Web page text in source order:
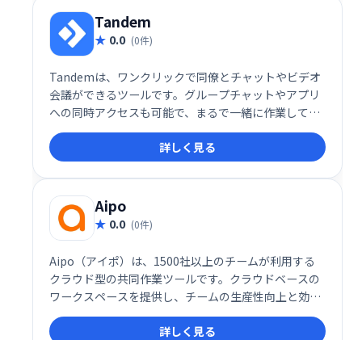
Tandem
0.0 (0件)
Tandemは、ワンクリックで同僚とチャットやビデオ
会議ができるツールです。グループチャットやアプリ
への同時アクセスも可能で、まるで一緒に作業してい
るかのような感覚を実現します。カーソル共有機能も
搭載し、スムーズなチーム連携を促進します。メンバ
ーの状況も把握でき、迅速なフィードバックを得られ
ます。
詳しく見る
Aipo
0.0 (0件)
Aipo（アイポ）は、1500社以上のチームが利用する
クラウド型の共同作業ツールです。クラウドベースの
ワークスペースを提供し、チームの生産性向上と効率
的な共同作業を実現します。
詳しく見る